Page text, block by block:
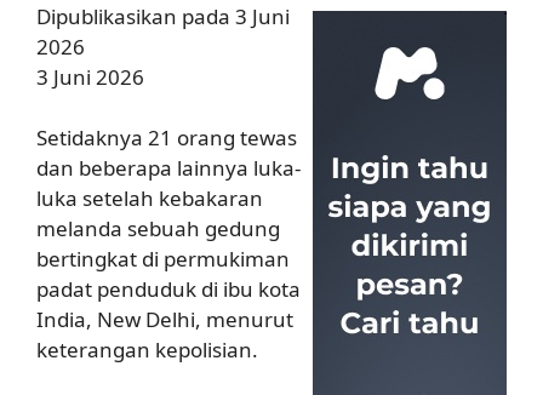
Dipublikasikan pada 3 Juni
2026
3 Juni 2026
Setidaknya 21 orang tewas
dan beberapa lainnya luka-
luka setelah kebakaran
melanda sebuah gedung
bertingkat di permukiman
padat penduduk di ibu kota
India, New Delhi, menurut
keterangan kepolisian.